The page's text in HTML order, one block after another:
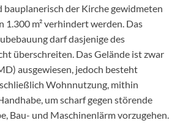
bauplanerisch der Kirche gewidmeten
1.300 m² verhindert werden. Das
darf dasjenige des
überschreiten. Das Gelände ist zwar
ausgewiesen, jedoch besteht
Wohnnutzung, mithin
um scharf gegen störende
Bau- und Maschinenlärm vorzugehen.